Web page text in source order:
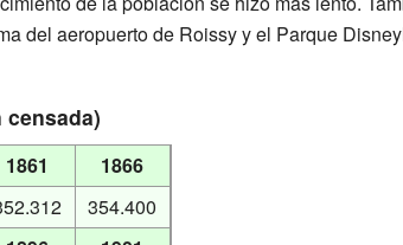
del aeropuerto de Roissy y el Parque
1861
1866
354.400